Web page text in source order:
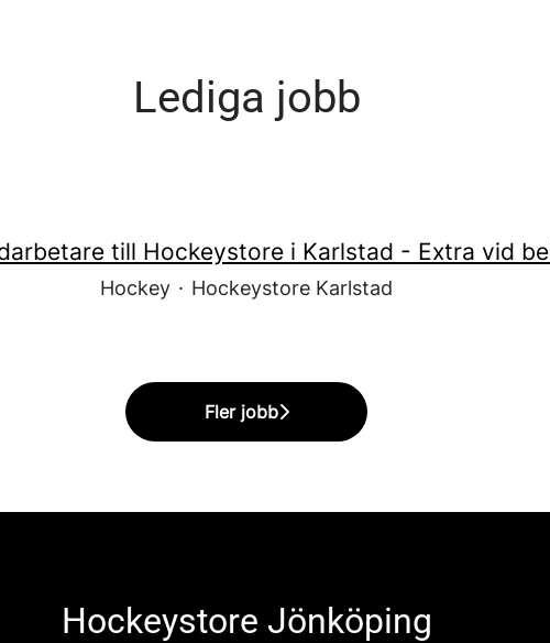
Lediga jobb
till Hockeystore i Karlstad - Extra vid
Hockey · Hockeystore Karlstad
Fler jobb
Hockeystore Jönköping